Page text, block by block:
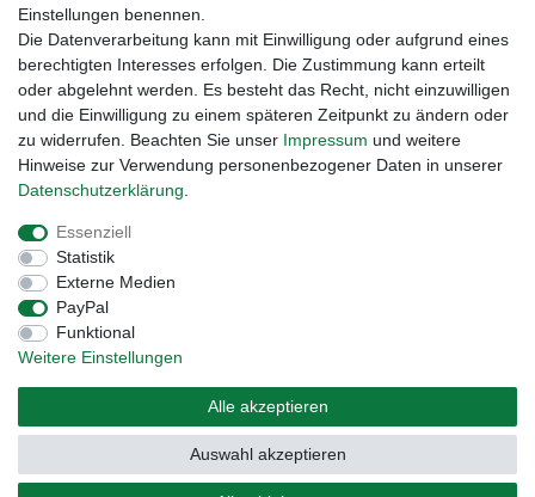
Widerrufs­recht
© Copyright 2026 | Alle Rechte vorbehalten.
Einstellungen benennen.
Die Datenverarbeitung kann mit Einwilligung oder aufgrund eines
berechtigten Interesses erfolgen. Die Zustimmung kann erteilt
oder abgelehnt werden. Es besteht das Recht, nicht einzuwilligen
und die Einwilligung zu einem späteren Zeitpunkt zu ändern oder
zu widerrufen. Beachten Sie unser Impressum und weitere
Hinweise zur Verwendung personenbezogener Daten in unserer
Daten­schutz­erklärung
Essenziell
Statistik
Externe Medien
PayPal
Funktional
Weitere Einstellungen
Alle akzeptieren
Auswahl akzeptieren